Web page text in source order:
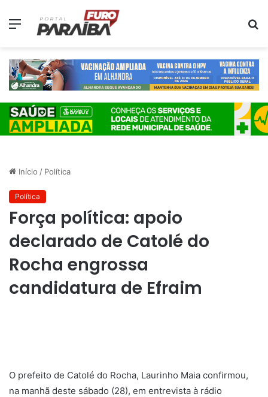
Menu
Início / Política
Política
Força política: apoio
declarado de Catolé do
Rocha engrossa
candidatura de Efraim
O prefeito de Catolé do Rocha, Laurinho Maia confirmou,
na manhã deste sábado (28), em entrevista à rádio